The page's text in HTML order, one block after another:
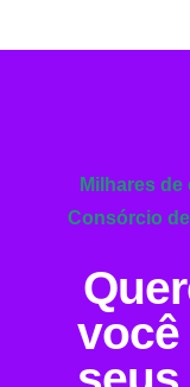
Milhares
Consórcio